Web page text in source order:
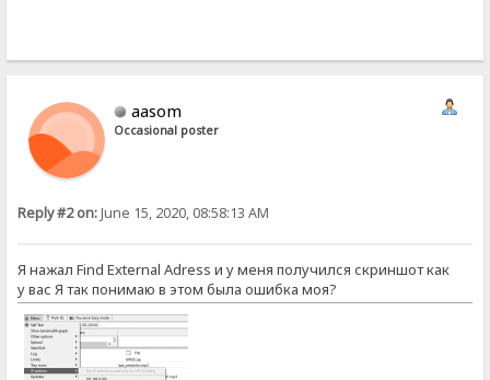
aasom
Occasional poster
Reply #2 on:June 15, 2020, 08:58:13 AM
Я нажал Find External Adress и у меня получился скриншот как
у вас Я так понимаю в этом была ошибка моя?